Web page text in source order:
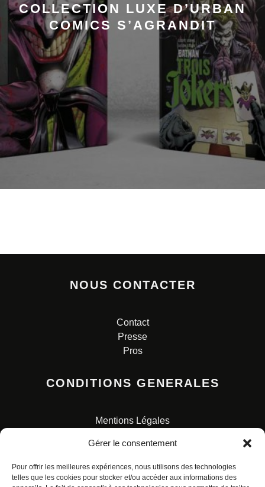
Gérer le consentement
Pour offrir les meilleures expériences, nous utilisons des technologies
telles que les cookies pour stocker et/ou accéder aux informations des
COLLECTION LUXE D’URBAN
COMICS S’AGRANDIT
NOUS CONTACTER
Contact
Presse
Pros
CONDITIONS GENERALES
Mentions Légales
Charte pour la protection des données personnelles